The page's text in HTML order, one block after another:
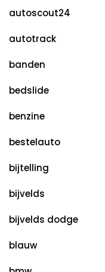
autoscout24
autotrack
banden
bedslide
benzine
bestelauto
bijtelling
bijvelds
bijvelds dodge
blauw